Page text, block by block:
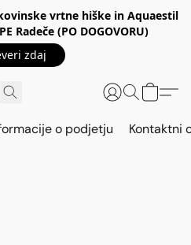
vrtne hiške in Aquaestil
Radeče (PO DOGOVORU)
zdaj
o podjetju Kontaktni